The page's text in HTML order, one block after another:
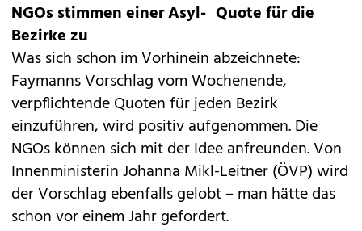
NGOs stimmen einer Asyl- Quote für die
Bezirke zu
Was sich schon im Vorhinein abzeichnete:
Faymanns Vorschlag vom Wochenende,
verpflichtende Quoten für jeden Bezirk
einzuführen, wird positiv aufgenommen. Die
NGOs können sich mit der Idee anfreunden. Von
Innenministerin Johanna Mikl-Leitner (ÖVP) wird
der Vorschlag ebenfalls gelobt – man hätte das
schon vor einem Jahr gefordert.